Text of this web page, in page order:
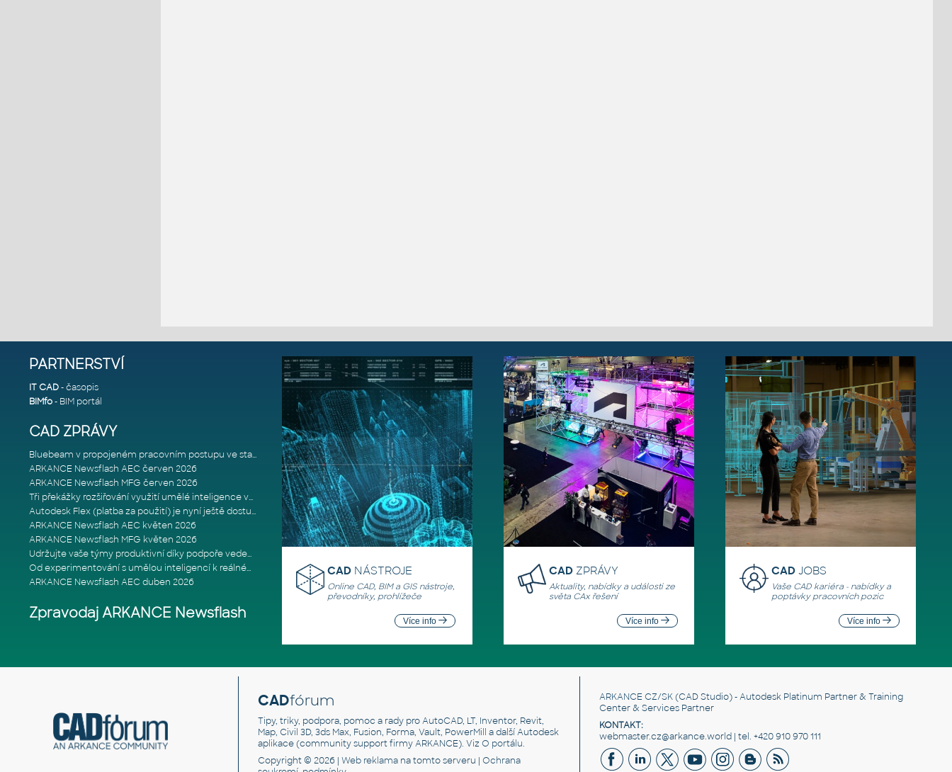
PARTNERSTVÍ
IT CAD- časopis
BIMfo- BIM portál
CAD ZPRÁVY
Bluebeam v propojeném pracovním postupu ve stavebnictví: Proč je int
ARKANCE Newsflash AEC červen 2026
ARKANCE Newsflash MFG červen 2026
Tři překážky rozšiřování využití umělé inteligence ve stavebním prům
Autodesk Flex (platba za použití) je nyní ještě dostupnější
ARKANCE Newsflash AEC květen 2026
ARKANCE Newsflash MFG květen 2026
Udržujte vaše týmy produktivní díky podpoře vedené odborníky
Od experimentování s umělou inteligencí k reálnému dopadu na podniká
ARKANCE Newsflash AEC duben 2026
Zpravodaj ARKANCE Newsflash
CAD NÁSTROJE
Online CAD, BIM a GIS nástroje,
převodníky, prohlížeče
Více info
CAD ZPRÁVY
Aktuality, nabídky a události ze
světa CAx řešení
Více info
CADJOBS
Vaše CAD kariéra - nabídky a
poptávky pracovních pozic
Více info
CADfórum
Tipy, triky, podpora, pomoc a rady pro AutoCAD, LT, Inventor, Revit,
Map, Civil 3D, 3ds Max, Fusion, Forma, Vault, PowerMill a další Autodesk
aplikace (community support firmy ARKANCE). Viz O portálu.
Copyright © 2026 | Web reklamana tomto serveru | Ochrana
ARKANCE CZ/SK(CAD Studio) - Autodesk Platinum Partner & Training
Center & Services Partner
KONTAKT:
webmaster.cz@arkance.world | tel. +420 910 970 111